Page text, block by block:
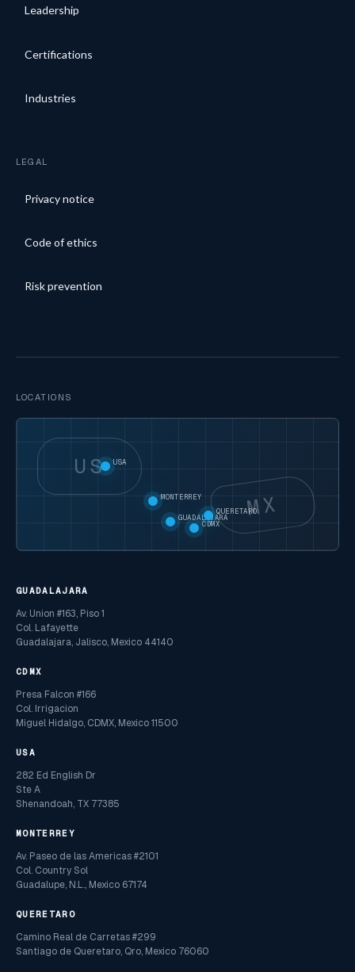
Leadership
Certifications
Industries
LEGAL
Privacy notice
Code of ethics
Risk prevention
LOCATIONS
US
MX
USA
MONTERREY
GUADALAJARA
CDMX
QUERETARO
GUADALAJARA
Av. Union #163, Piso 1
Col. Lafayette
Guadalajara, Jalisco, Mexico 44140
CDMX
Presa Falcon #166
Col. Irrigacion
Miguel Hidalgo, CDMX, Mexico 11500
USA
282 Ed English Dr
Ste A
Shenandoah, TX 77385
MONTERREY
Av. Paseo de las Americas #2101
Col. Country Sol
Guadalupe, N.L., Mexico 67174
QUERETARO
Camino Real de Carretas #299
Santiago de Queretaro, Qro, Mexico 76060